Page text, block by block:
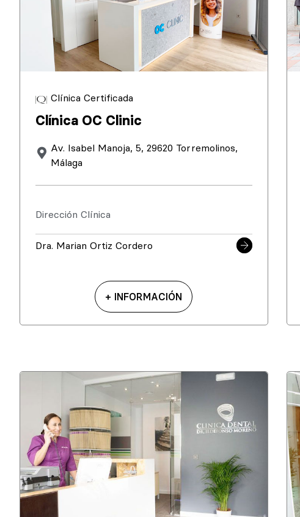
Clínica Certificada
Clínica OC Clinic
Av. Isabel Manoja, 5, 29620 Torremolinos,
Málaga
Dirección Clínica
Dra. Marian Ortiz Cordero
+ INFORMACIÓN